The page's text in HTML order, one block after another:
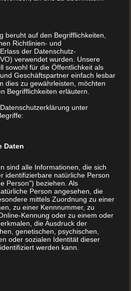
drucken lassen Österreich?
„Buch drucken lassen
beruht auf den Begrifflichkeiten,
Richtlinien- und
der Datenschutz-
verwendet wurden. Unsere
sowohl für die Öffentlichkeit als
Geschäftspartner einfach lesbar
dies zu gewährleisten, möchten
Begrifflichkeiten erläutern.
unter
Daten
sind alle Informationen, die sich
identifizierbare natürliche Person
Person") beziehen. Als
Person angesehen, die
mittels Zuordnung zu einer
zu einer Kennnummer, zu
Kennung oder zu einem oder
die Ausdruck der
genetischen, psychischen,
oder sozialen Identität dieser
werden kann.